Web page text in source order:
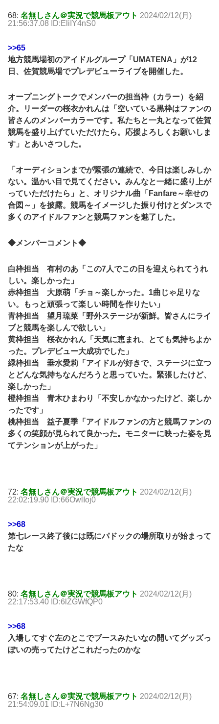
68: 名無しさん＠実況で競馬板アウト 2024/02/12(月)
21:56:37.08 ID:EliIY4nS0
>>65
地方競馬場初のアイドルグループ「UMATENA」が12
日、佐賀競馬場でプレデビューライブを開催した。
オープニングトークでメンバーの担当枠（カラー）を紹
介。リーダーの桜衣かれんは「空いている黒枠はファンの
皆さんのメンバーカラーです。私たちと一丸となって佐賀
競馬を盛り上げていただけたら。応援よろしくお願いしま
す」とあいさつした。
「オーディションまでが緊張の連続で、今日は楽しみしか
ない。温かい目で見てください。みんなと一緒に盛り上が
っていただけたら」と、オリジナル曲「Fanfare～幸せの
合図～」を披露。競馬をイメージした振り付けとダンスで
多くのアイドルファンと競馬ファンを魅了した。
◆メンバーコメント◆
白枠担当 有村のあ「この7人でこの日を迎えられてうれ
しい。楽しかった」
赤枠担当 大原萌「チョ～楽しかった。1曲じゃ足りな
い。もっと頑張って楽しい時間を作りたい」
青枠担当 望月琉菜「野外ステージが新鮮。皆さんにライ
ブと競馬を楽しんで欲しい」
黄枠担当 桜衣かれん「天気に恵まれ、とても気持ちよか
った。プレデビュー大成功でした」
緑枠担当 垂水愛莉「アイドルが好きで、ステージに立つ
とどんな気持ちなんだろうと思っていた。緊張したけど、
楽しかった」
橙枠担当 青木ひまわり「不安しかなかったけど、楽しか
ったです」
桃枠担当 益子夏季「アイドルファンの方と競馬ファンの
多くの笑顔が見られて良かった。モニターに映った姿を見
てテンションが上がった」
72: 名無しさん＠実況で競馬板アウト 2024/02/12(月)
22:02:19.90 ID:66OwlIoj0
>>68
第七レース終了後には既にパドックの場所取りが始まって
たな
80: 名無しさん＠実況で競馬板アウト 2024/02/12(月)
22:17:53.40 ID:6lZGWfQP0
>>68
入場してすぐ左のとこでブースみたいなの開いてグッズっ
ぽいの売ってたけどこれだったのかな
67: 名無しさん＠実況で競馬板アウト 2024/02/12(月)
21:54:09.01 ID:L+7N6Ng30